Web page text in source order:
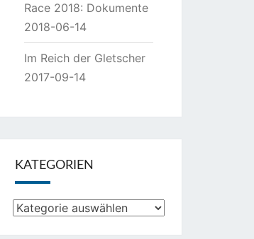
Race 2018: Dokumente
2018-06-14
Im Reich der Gletscher
2017-09-14
KATEGORIEN
Kategorien